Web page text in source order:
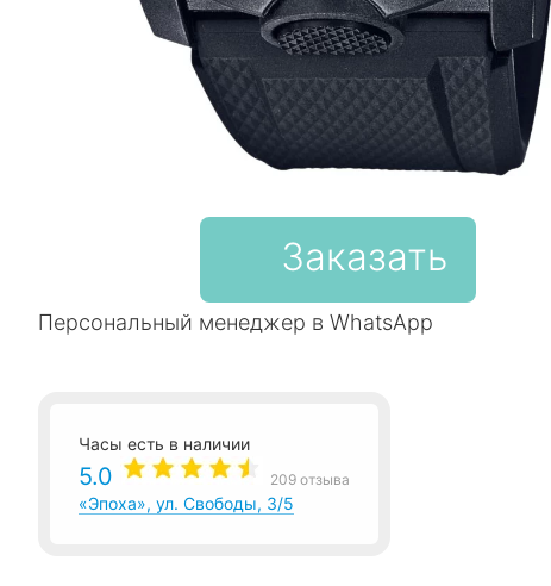
Заказать
Персональный менеджер в WhatsApp
Часы есть в наличии
5.0 209 отзыва
«Эпоха», ул. Свободы, 3/5